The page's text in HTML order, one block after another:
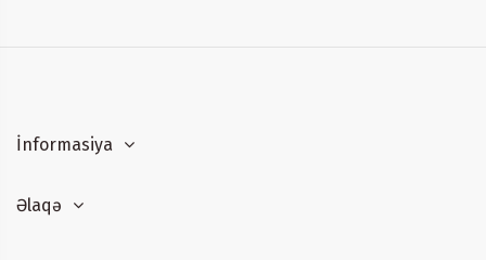
İnformasiya
Əlaqə